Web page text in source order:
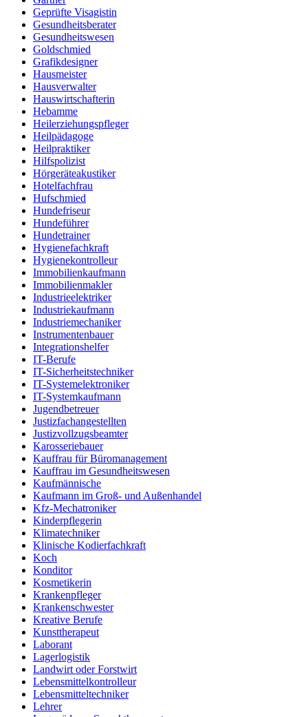
Geprüfte Visagistin
Gesundheitsberater
Gesundheitswesen
Goldschmied
Grafikdesigner
Hausmeister
Hausverwalter
Hauswirtschafterin
Hebamme
Heilerziehungspfleger
Heilpädagoge
Heilpraktiker
Hilfspolizist
Hörgeräteakustiker
Hotelfachfrau
Hufschmied
Hundefriseur
Hundeführer
Hundetrainer
Hygienefachkraft
Hygienekontrolleur
Immobilienkaufmann
Immobilienmakler
Industrieelektriker
Industriekaufmann
Industriemechaniker
Instrumentenbauer
Integrationshelfer
IT-Berufe
IT-Sicherheitstechniker
IT-Systemelektroniker
IT-Systemkaufmann
Jugendbetreuer
Justizfachangestellten
Justizvollzugsbeamter
Karosseriebauer
Kauffrau für Büromanagement
Kauffrau im Gesundheitswesen
Kaufmännische
Kaufmann im Groß- und Außenhandel
Kfz-Mechatroniker
Kinderpflegerin
Klimatechniker
Klinische Kodierfachkraft
Koch
Konditor
Kosmetikerin
Krankenpfleger
Krankenschwester
Kreative Berufe
Kunsttherapeut
Laborant
Lagerlogistik
Landwirt oder Forstwirt
Lebensmittelkontrolleur
Lebensmitteltechniker
Lehrer